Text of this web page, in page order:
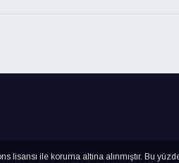
ile koruma altına alınmıştır. Bu